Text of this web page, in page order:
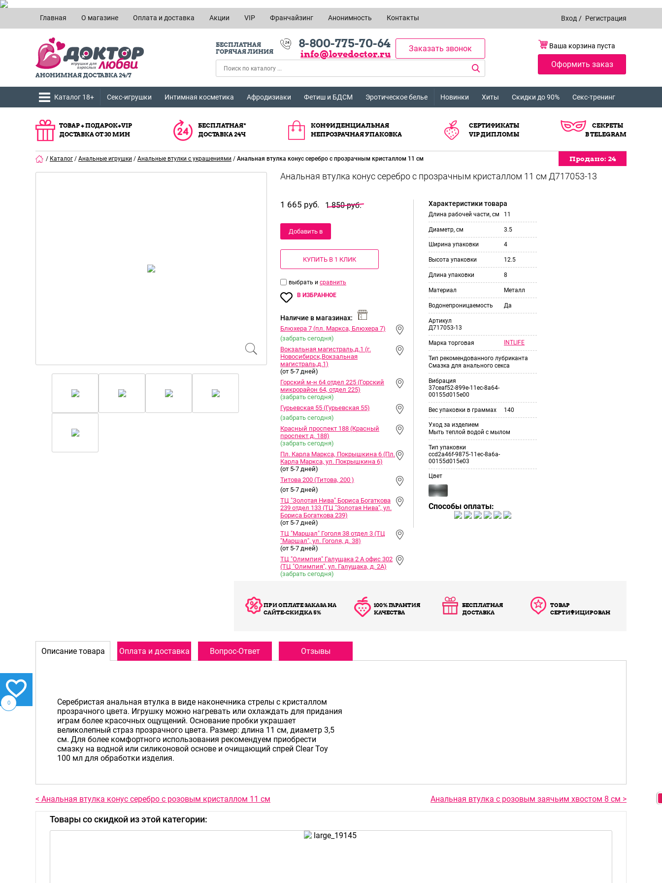
Главная О магазине Оплата и доставка Акции VIP Франчайзинг Анонимность Контакты Вход / Регистрация
АНОНИМНАЯ ДОСТАВКА 24/7
БЕСПЛАТНАЯ
ГОРЯЧАЯ ЛИНИЯ
8-800-775-70-64
info@lovedoctor.ru
Заказать звонок Ваша корзина пуста
Оформить заказ
Каталог 18+ Секс-игрушки Интимная косметика Афродизиаки Фетиш и БДСМ Эротическое белье Новинки Хиты Скидки до 90% Секс-тренинг
ТОВАР + ПОДАРОК+VIP
ДОСТАВКА ОТ 30 МИН
БЕСПЛАТНАЯ*
ДОСТАВКА 24Ч
КОНФИДЕНЦИАЛЬНАЯ
НЕПРОЗРАЧНАЯ УПАКОВКА
СЕРТИФИКАТЫ
VIP ДИПЛОМЫ
СЕКРЕТЫ
В TELEGRAM
/ Каталог / Анальные игрушки / Анальные втулки с украшениями / Анальная втулка конус серебро с прозрачным кристаллом 11 см Продано: 24
Продано: 24
Продано: 24
Продано: 24
Продано: 24
1 665 руб. 1 850 руб.
Добавить в
корзину
КУПИТЬ В 1 КЛИК
выбрать и сравнить
В ИЗБРАННОЕ
Наличие в магазинах:
Блюхера 7 (пл. Маркса, Блюхера 7)
(забрать сегодня)
Вокзальная магистраль,д.1 (г.
Новосибирск,Вокзальная
магистраль,д.1)
(от 5-7 дней)
Горский м-н 64 отдел 225 (Горский
микрорайон 64, отдел 225)
(забрать сегодня)
Гурьевская 55 (Гурьевская 55)
(забрать сегодня)
Красный проспект 188 (Красный
проспект д. 188)
(забрать сегодня)
Пл. Карла Маркса, Покрышкина 6 (Пл.
Карла Маркса, ул. Покрышкина 6)
(от 5-7 дней)
Титова 200 (Титова, 200 )
(от 5-7 дней)
ТЦ "Золотая Нива" Бориса Богаткова
239 отдел 133 (ТЦ "Золотая Нива", ул.
Бориса Богаткова 239)
(от 5-7 дней)
ТЦ "Маршал" Гоголя 38 отдел 3 (ТЦ
"Маршал", ул. Гоголя, д. 38)
(от 5-7 дней)
ТЦ "Олимпия" Галущака 2 А офис 302
(ТЦ "Олимпия", ул. Галущака, д. 2А)
(забрать сегодня)
Характеристики товара
Длина рабочей части, см 11
Диаметр, см 3.5
Ширина упаковки 4
Высота упаковки 12.5
Длина упаковки 8
Материал Металл
Водонепроницаемость Да
Артикул
Д717053-13
Марка торговая INTLIFE
Тип рекомендованного лубриканта
Смазка для анального секса
Вибрация
37ceaf52-899e-11ec-8a64-
00155d015e00
Вес упаковки в граммах 140
Уход за изделием
Мыть теплой водой с мылом
Тип упаковки
ccd2a46f-9875-11ec-8a6a-
00155d015e03
Цвет
Способы оплаты:
ПРИ ОПЛАТЕ ЗАКАЗА НА
САЙТЕ-СКИДКА 5%
100% ГАРАНТИЯ
КАЧЕСТВА
БЕСПЛАТНАЯ
ДОСТАВКА
ТОВАР
СЕРТИФИЦИРОВАН
Описание товара Оплата и доставка Вопрос-Ответ Отзывы
Серебристая анальная втулка в виде наконечника стрелы с кристаллом
прозрачного цвета. Игрушку можно нагревать или охлаждать для придания
играм более красочных ощущений. Основание пробки украшает
великолепный страз прозрачного цвета. Размер: длина 11 см, диаметр 3,5
см. Для более комфортного использования рекомендуем приобрести
смазку на водной или силиконовой основе и очищающий спрей Clear Toy
100 мл для обработки изделия.
Анальная втулка с розовым заячьим хвостом 8 см >
< Анальная втулка конус серебро с розовым кристаллом 11 см
Товары со скидкой из этой категории:
0